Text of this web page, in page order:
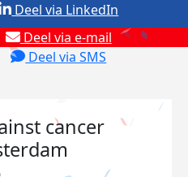
Deel via e-mail
Deel via SMS
Deel via LinkedIn
cancer